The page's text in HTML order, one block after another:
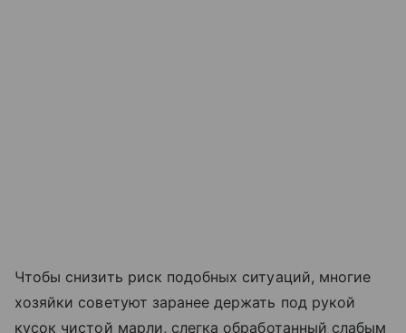
Чтобы снизить риск подобных ситуаций, многие
хозяйки советуют заранее держать под рукой
кусок чистой марли, слегка обработанный слабым